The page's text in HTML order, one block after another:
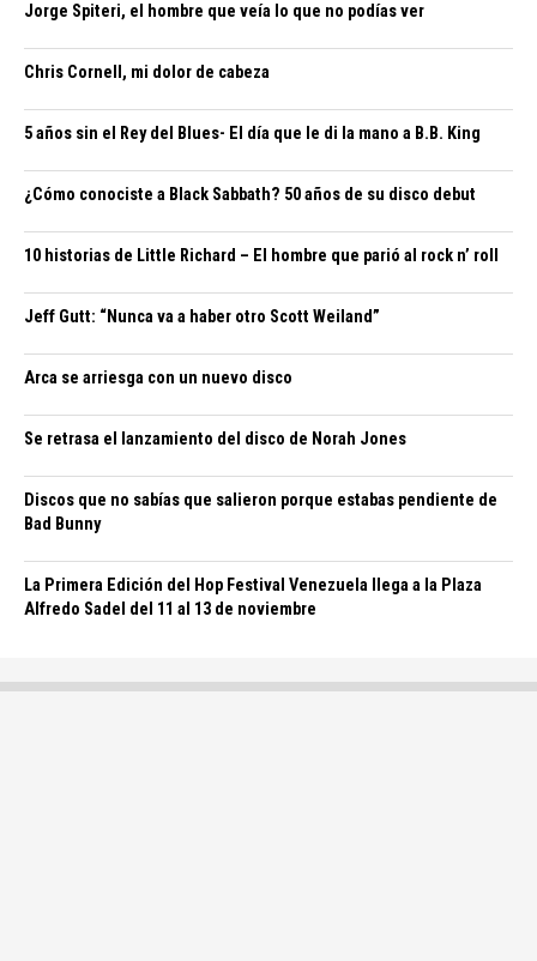
Jorge Spiteri, el hombre que veía lo que no podías ver
Chris Cornell, mi dolor de cabeza
5 años sin el Rey del Blues- El día que le di la mano a B.B. King
¿Cómo conociste a Black Sabbath? 50 años de su disco debut
10 historias de Little Richard – El hombre que parió al rock n’ roll
Jeff Gutt: “Nunca va a haber otro Scott Weiland”
Arca se arriesga con un nuevo disco
Se retrasa el lanzamiento del disco de Norah Jones
Discos que no sabías que salieron porque estabas pendiente de
Bad Bunny
La Primera Edición del Hop Festival Venezuela llega a la Plaza
Alfredo Sadel del 11 al 13 de noviembre